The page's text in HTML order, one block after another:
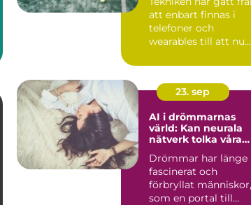
att enbart finnas i
telefoner och
wearables till att nu
23. sep
AI i drömmarnas
värld: Kan neurala
nätverk tolka våra
Drömmar har länge
fascinerat och
förbryllat människor,
som en portal till